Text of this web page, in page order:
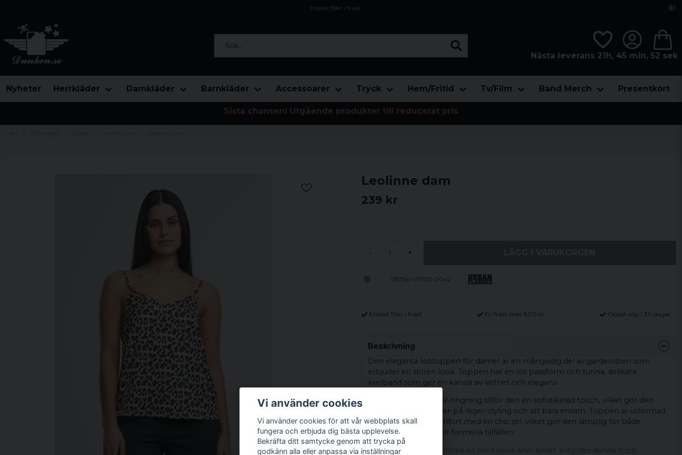
Endast 59kr i frakt
Nästa leverans 21h, 45 min, 51 sek
Nyheter Herrkläder Damkläder Barnkläder Accessoarer Tryck Hem/Fritid Tv/Film Band Merch Presentkort
Sista chansen! Utgående produkter till reducerat pris
Leolinne dam
239 kr
- +
TB7541-01720-0042
Endast 59kr i frakt Fri frakt över 800 kr Öppet köp i 30 dagar
Beskrivning
Den eleganta leotoppen för damer är en mångsidig del av garderoben som
erbjuder en stilren look. Toppen har en lös passform och tunna, delikata
axelband som ger en känsla av lätthet och elegans.
Med en smickrande V-ringning tillför den en sofistikerad touch, vilket gör den
perfekt för både lager-på-lager-styling och att bära ensam. Toppen är utformad
för att balansera komfort med en chic stil, vilket gör den lämplig för både
avslappnade och mer formella tillfällen.
Oavsett om den kombineras med jeans eller kjolar, erbjuder denna topp
Vi använder cookies
Vi använder cookies för att vår webbplats skall
fungera och erbjuda dig bästa upplevelse.
Bekräfta ditt samtycke genom att trycka på
godkänn alla eller anpassa via inställningar